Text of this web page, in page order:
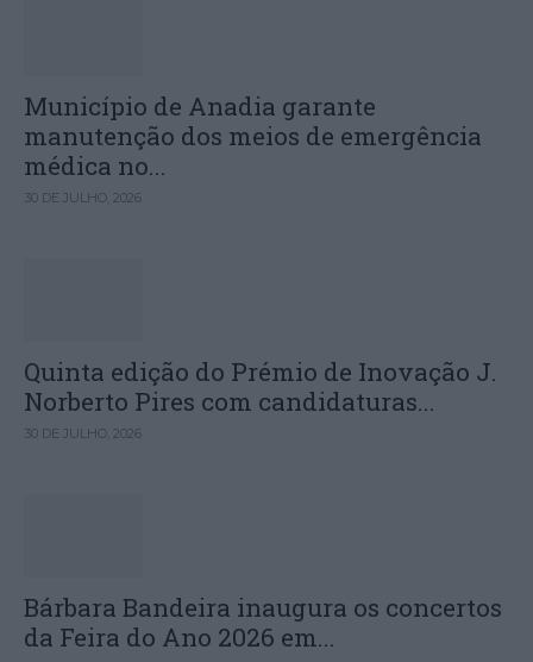
Município de Anadia garante
manutenção dos meios de emergência
médica no...
30 DE JULHO, 2026
Quinta edição do Prémio de Inovação J.
Norberto Pires com candidaturas...
30 DE JULHO, 2026
Bárbara Bandeira inaugura os concertos
da Feira do Ano 2026 em...